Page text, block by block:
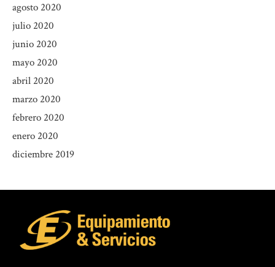
agosto 2020
julio 2020
junio 2020
mayo 2020
abril 2020
marzo 2020
febrero 2020
enero 2020
diciembre 2019